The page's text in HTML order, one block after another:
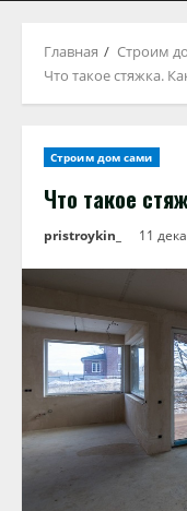
Главная
Строим
Что такое стяжка.
Строим дом сами
Что такое
pristroykin_ 11